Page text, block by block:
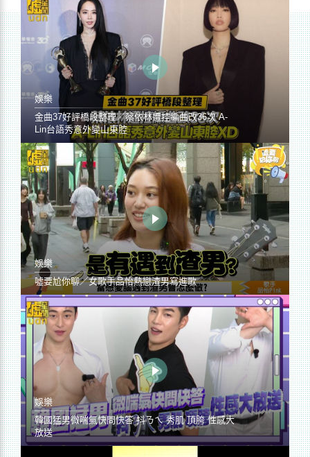
娛樂
金曲37好評橋段整理／蔡依林遭控編曲改36次 A-
Lin台語秀意外變山東腔
娛樂
噓要尬你聊／女歌手品怡熱戀渣男寫進歌
娛樂
韓國猛男微喘氣快問快答 抖ㄋㄟ 秀肌 頂胯 性感大
放送